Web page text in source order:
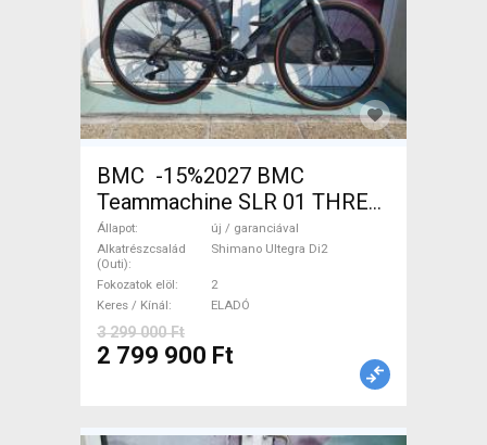
BMC -15%2027 BMC
Teammachine SLR 01 THREE
Ultegra Di2 Országúti
Shimano Ultegra Di2 tárcsafék
új / garanciával ELADÓ
Állapot
új / garanciával
Alkatrészcsalád
(Outi)
Shimano Ultegra Di2
Fokozatok elöl
2
Keres / Kínál
ELADÓ
3 299 000 Ft
2 799 900 Ft